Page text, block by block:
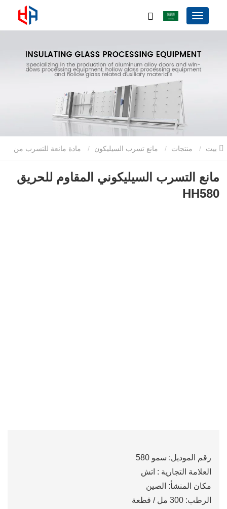
منتجات مانع تسرب السيليكون مادة مانعة للتسرب من
السيليكون مكون واحد مانع التسرب السيليكوني المقاوم للحريق HH580
مانع التسرب السيليكوني المقاوم للحريق
HH580
رقم الموديل: سمو 580
العلامة التجارية : اتش
مكان المنشأ: الصين
الرطب: 300 مل / قطعة